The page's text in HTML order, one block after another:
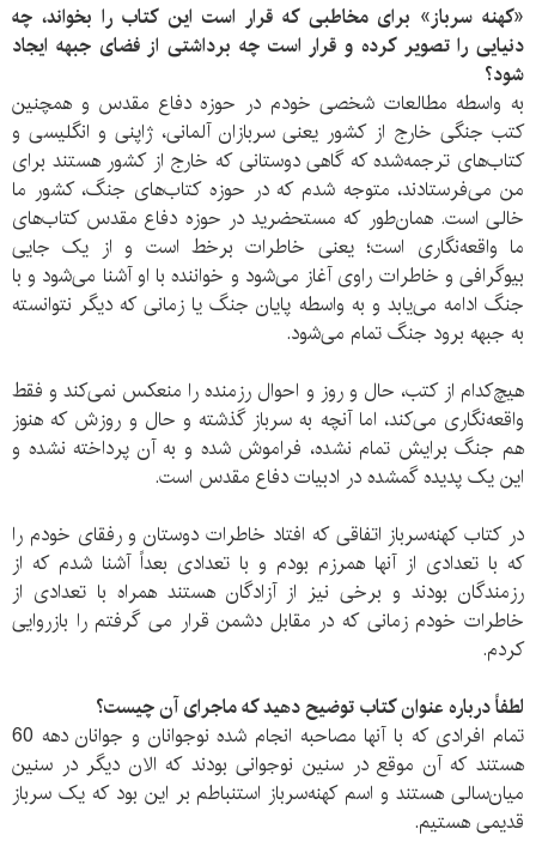
«کهنه سرباز» برای مخاطبی که قرار است این کتاب را بخواند، چه
دنیایی را تصویر کرده‌ و قرار است چه برداشتی از فضای جبهه ایجاد
شود؟
به واسطه مطالعات شخصی خودم در حوزه دفاع مقدس و همچنین
کتب جنگی خارج از کشور یعنی سربازان آلمانی، ژاپنی و انگلیسی و
کتاب‌های ترجمه‌شده که گاهی دوستانی که خارج از کشور هستند برای
من می‌فرستادند، متوجه شدم که در حوزه کتاب‌های جنگ، کشور ما
خالی است. همان‌طور که مستحضرید در حوزه دفاع مقدس کتاب‌های
ما واقعه‌نگاری است؛ یعنی خاطرات برخط است و از یک جایی
بیوگرافی و خاطرات راوی آغاز می‌شود و خواننده با او آشنا می‌شود و با
جنگ ادامه می‌یابد و به واسطه پایان جنگ یا زمانی که دیگر نتوانسته
به جبهه برود جنگ تمام می‌شود.
هیچ‌کدام از کتب، حال و روز و احوال رزمنده را منعکس نمی‌کند و فقط
واقعه‌نگاری می‌کند، اما آنچه به سرباز گذشته و حال و روزش که هنوز
هم جنگ برایش تمام نشده، فراموش شده و به آن پرداخته نشده و
این یک پدیده گمشده در ادبیات دفاع مقدس است.
در کتاب کهنه‌سرباز اتفاقی که افتاد خاطرات دوستان و رفقای خودم را
که با تعدادی از آنها همرزم بودم و با تعدادی بعداً آشنا شدم که از
رزمندگان بودند و برخی نیز از آزادگان هستند همراه با تعدادی از
خاطرات خودم زمانی که در مقابل دشمن قرار می گرفتم را بازروایی
کردم.
لطفاً درباره عنوان کتاب توضیح ‌دهید که ماجرای آن چیست؟
تمام افرادی که با آنها مصاحبه انجام شده نوجوانان و جوانان دهه 60
هستند که آن موقع در سنین نوجوانی بودند که الان دیگر در سنین
میان‌سالی هستند و اسم کهنه‌سرباز استنباطم بر این بود که یک سرباز
قدیمی هستیم.